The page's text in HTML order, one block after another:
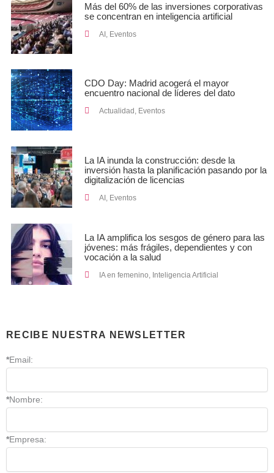
Más del 60% de las inversiones corporativas
se concentran en inteligencia artificial
AI Eventos
CDO Day: Madrid acogerá el mayor
encuentro nacional de líderes del dato
Actualidad , Eventos
La IA inunda la construcción: desde la
inversión hasta la planificación pasando por la
digitalización de licencias
AI , Eventos
La IA amplifica los sesgos de género para las
jóvenes: más frágiles, dependientes y con
vocación a la salud
IA en femenino Inteligencia Artificial
RECIBE NUESTRA NEWSLETTER
*Email:
*Nombre:
*Empresa: